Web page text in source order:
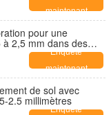
maintenant
pour une
2,5 mm dans des
Enquête
maintenant
de sol avec
2.5 millimètres
Enquête